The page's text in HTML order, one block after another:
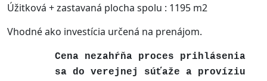
Úžitková + zastavaná plocha spolu : 1195 m2
Vhodné ako investícia určená na prenájom.
Cena nezahŕňa proces prihlásenia
sa do verejnej súťaže a províziu